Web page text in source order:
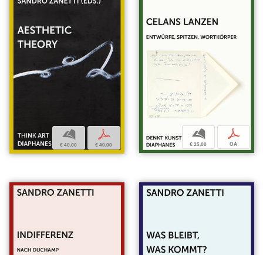
b
€ 40,00
p
€ 40,00
b
€ 25,00
p
OA